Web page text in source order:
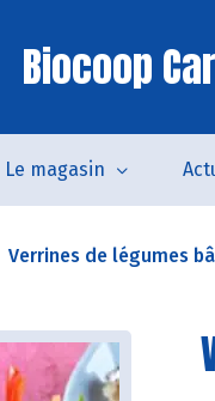
Biocoop
Le magasin
Verrines de légumes